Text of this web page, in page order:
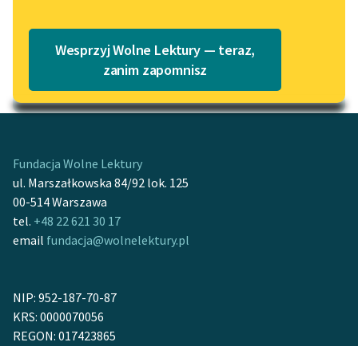
Lektury szkolne i klasyka
literatury do słuchania dla
uczennic i uczniów z
E-kolekcja lektur
szkolnych i literatury do
słuchania dla uczennic i
uczniów z
niepełnosprawnościami
skandynawskiej literatury
feministycznej
Katalog w formacie PDF
Wesprzyj Wolne Lektury — teraz,
zanim zapomnisz
Motyw: Milczenie
Fundacja Wolne Lektury
ul. Marszałkowska 84/92 lok. 125
00-514 Warszawa
tel. +48 22 621 30 17
email fundacja@wolnelektury.pl
NIP: 952-187-70-87
KRS: 0000070056
REGON: 017423865